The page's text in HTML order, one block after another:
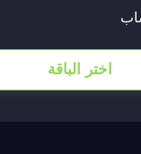
اختر الباقة